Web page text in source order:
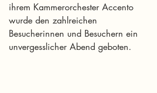
ihrem Kammerorchester Accento
wurde den zahlreichen
Besucherinnen und Besuchern ein
unvergesslicher Abend geboten.